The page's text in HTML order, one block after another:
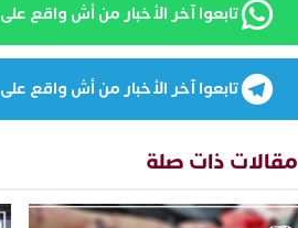
تابعوا آخر الأخبار من أش واقع على WhatsApp
تابعوا آخر الأخبار من أش واقع على Telegram
مقالات ذات صلة